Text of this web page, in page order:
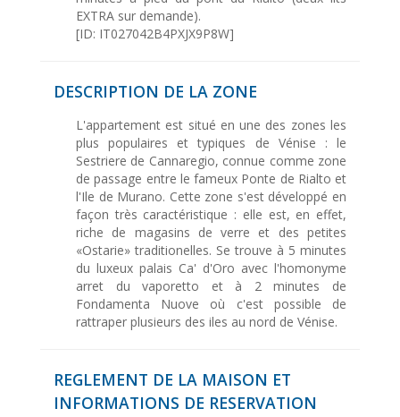
EXTRA sur demande).
[ID: IT027042B4PXJX9P8W]
DESCRIPTION DE LA ZONE
L'appartement est situé en une des zones les
plus populaires et typiques de Vénise : le
Sestriere de Cannaregio, connue comme zone
de passage entre le fameux Ponte de Rialto et
l'Ile de Murano. Cette zone s'est développé en
façon très caractéristique : elle est, en effet,
riche de magasins de verre et des petites
«Ostarie» traditionelles. Se trouve à 5 minutes
du luxeux palais Ca' d'Oro avec l'homonyme
arret du vaporetto et à 2 minutes de
Fondamenta Nuove où c'est possible de
rattraper plusieurs des iles au nord de Vénise.
REGLEMENT DE LA MAISON ET
INFORMATIONS DE RESERVATION